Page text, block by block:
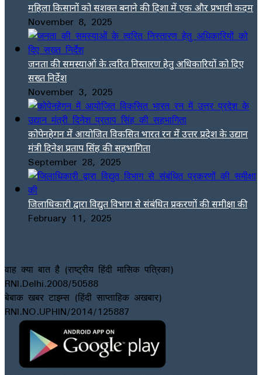
महिला किसानों को सशक्त बनाने की दिशा में एक और प्रभावी कदम
November 8, 2025
जनता की समस्याओं के त्वरित निस्तारण हेतु अधिकारियों को दिए
सख्त निर्देश
November 3, 2025
कोपेनहेगन में आयोजित विकसित भारत रन में उत्तर प्रदेश के उद्यान
मंत्री दिनेश प्रताप सिंह की सहभागिता
September 28, 2025
जिलाधिकारी द्वारा विद्युत विभाग से संबंधित प्रकरणों की समीक्षा की
February 11, 2025
वाह क्या बात है (राष्ट्रीय हिंदी मासिक पत्रिका)
RNI.Delhi.2008/50588
बेबाक खबर टाइम्स (हिंदी साप्ताहिक अखबार)
RNI.NO.UPHIN/2014/125887